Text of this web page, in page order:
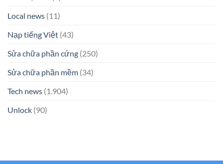
Local news (11)
Nạp tiếng Việt (43)
Sửa chữa phần cứng (250)
Sửa chữa phần mềm (34)
Tech news (1.904)
Unlock (90)